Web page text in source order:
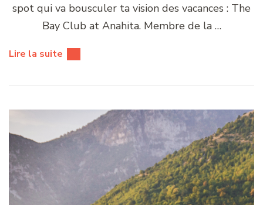
spot qui va bousculer ta vision des vacances : The
Bay Club at Anahita. Membre de la …
Lire la suite